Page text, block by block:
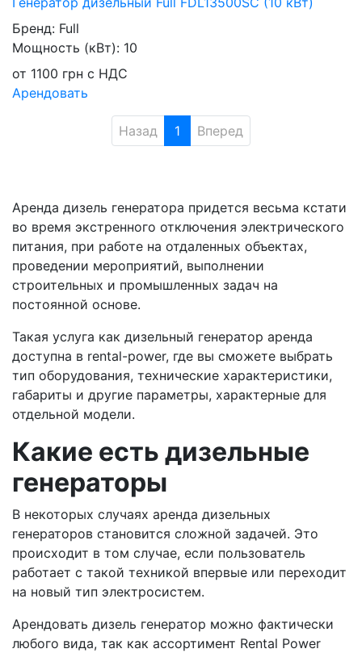
Бренд: Full
Мощность (кВт): 10
от 1100 грн с НДС
Арендовать
Назад 1 Вперед
Аренда дизель генератора придется весьма кстати
во время экстренного отключения электрического
питания, при работе на отдаленных объектах,
проведении мероприятий, выполнении
строительных и промышленных задач на
постоянной основе.
Такая услуга как дизельный генератор аренда
доступна в rental-power, где вы сможете выбрать
тип оборудования, технические характеристики,
габариты и другие параметры, характерные для
отдельной модели.
Какие есть дизельные
генераторы
В некоторых случаях аренда дизельных
генераторов становится сложной задачей. Это
происходит в том случае, если пользователь
работает с такой техникой впервые или переходит
на новый тип электросистем.
Арендовать дизель генератор можно фактически
любого вида, так как ассортимент Rental Power